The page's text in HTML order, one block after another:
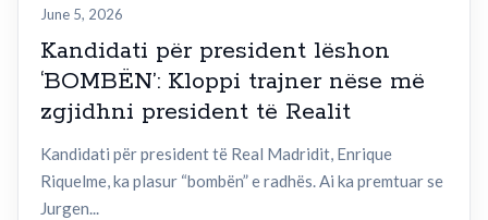
June 5, 2026
Kandidati për president lëshon
‘BOMBËN’: Kloppi trajner nëse më
zgjidhni president të Realit
Kandidati për president të Real Madridit, Enrique
Riquelme, ka plasur “bombën” e radhës. Ai ka premtuar se
Jurgen...